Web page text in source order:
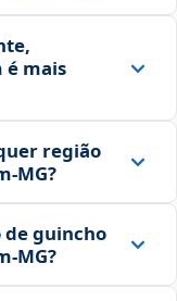
é mais
região
de guincho